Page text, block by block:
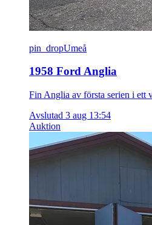
pin_dropUmeå
1958 Ford Anglia
Fin Anglia av första serien i ett
Avslutad 3 aug 13:54
Auktion